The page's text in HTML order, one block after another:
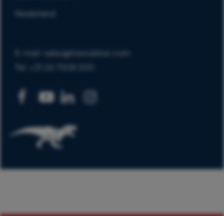
Nederland
E-mail: sales@trexrubber.com